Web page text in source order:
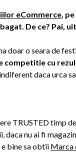
eCommerce,
De ce? Pai,
doar o seara de
competitie cu
daca urca
TRUSTED timp
nu ai fi
e bine sa obtii Marca